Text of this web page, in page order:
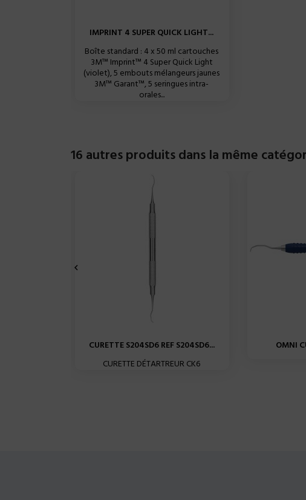
IMPRINT 4 SUPER QUICK LIGHT...
Boîte standard : 4 x 50 ml cartouches
3M™ Imprint™ 4 Super Quick Light
(violet), 5 embouts mélangeurs jaunes
3M™ Garant™, 5 seringues intra-
orales...
16 autres produits dans la même
CURETTE S204SD6 REF S204SD6...
CURETTE DÉTARTREUR CK6
OMNI
